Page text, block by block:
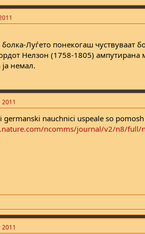
Луѓето понекогаш чуствуваат
Нелзон (1758-1805) ампутирана
ја немал.
germanski nauchnici uspeale so
ncomms/journal/v2/n8/full/